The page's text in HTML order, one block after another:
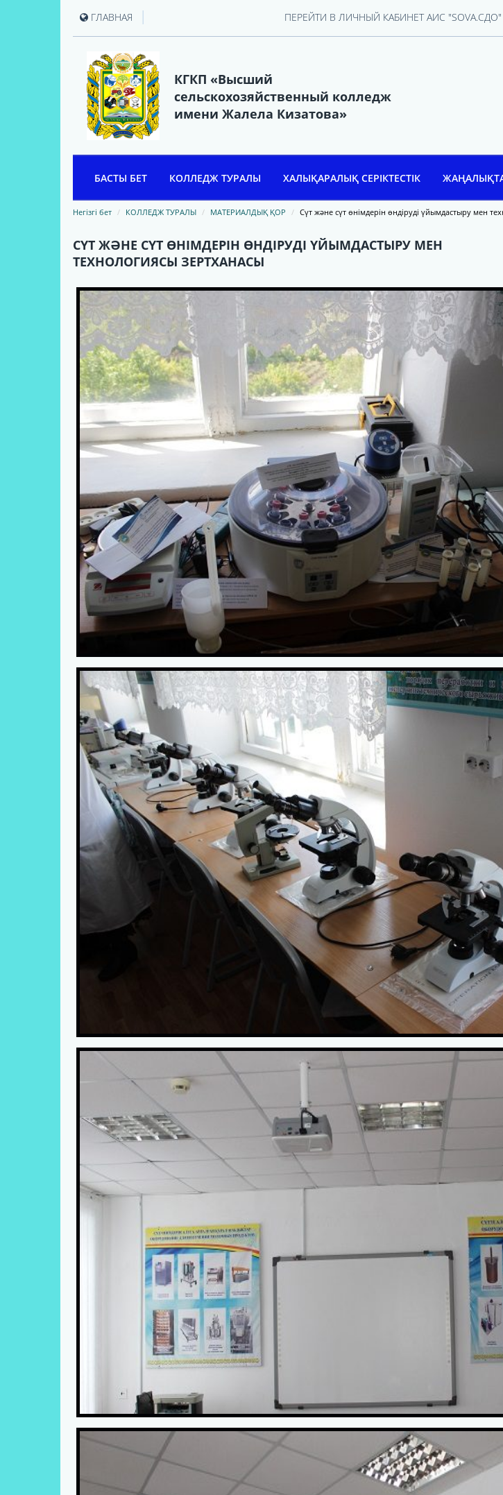
ГЛАВНАЯ | ПЕРЕЙТИ В ЛИЧНЫЙ КАБИНЕТ АИС "SOVA.СДО"
КГКП «Высший
сельскохозяйственный колледж
имени Жалела Кизатова»
БАСТЫ БЕТ КОЛЛЕДЖ ТУРАЛЫ
ЖӘЛЕЛ ҚИЗАТОВ
КОЛЛЕДЖ БАСШЫЛАРЫ
КОЛЛЕДЖ ТҮЛЕКТЕРІНІҢ
ҚАУЫМДАСТЫҒЫ
МАТЕРИАЛДЫҚ ҚОР
ӘКІМШІЛІК
ОҚЫТУШЫЛАР ҚҰРАМЫ
НОРМАТИВТІК ҚҰЖАТТАР
ӘЛЕУМЕТТІК СЕРІКТЕСТІК
ОҚЫТУШЫЛАРДЫҢ
ТАҒЫЛЫМДАМАСЫ
ХАЛЫҚАРАЛЫҚ СЕРІКТЕСТІК
Негізгі бет КОЛЛЕДЖ ТУРАЛЫ МАТЕРИАЛДЫҚ ҚОР Сүт және сүт өнімдерін өндіруді үйымдастыру мен
СҮТ ЖӘНЕ СҮТ ӨНІМДЕРІН ӨНДІРУДІ ҮЙЫМДАСТЫРУ МЕН
ТЕХНОЛОГИЯСЫ ЗЕРТХАНАСЫ